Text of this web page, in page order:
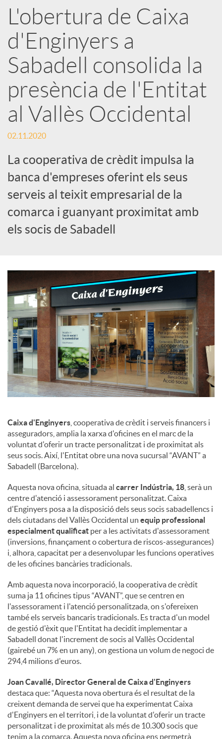
a
r
x
e
s
S
o
c
i
a
l
s
L'obertura de Caixa
d'Enginyers a
Sabadell consolida la
presència de l'Entitat
al Vallès Occidental
02.11.2020
La cooperativa de crèdit impulsa la
banca d'empreses oferint els seus
serveis al teixit empresarial de la
comarca i guanyant proximitat amb
els socis de Sabadell
Caixa d'Enginyers , cooperativa de crèdit i serveis financers i
asseguradors, amplia la xarxa d'oficines en el marc de la
voluntat d'oferir un tracte personalitzat i de proximitat als
seus socis. Així, l'Entitat obre una nova sucursal “AVANT” a
Sabadell (Barcelona).
Aquesta nova oficina, situada al carrer Indústria, 18 , serà un
centre d'atenció i assessorament personalitzat. Caixa
d'Enginyers posa a la disposició dels seus socis sabadellencs i
dels ciutadans del Vallès Occidental un equip professional
especialment qualificat per a les activitats d'assessorament
(inversions, finançament o cobertura de riscos-assegurances)
i, alhora, capacitat per a desenvolupar les funcions operatives
de les oficines bancàries tradicionals.
Amb aquesta nova incorporació, la cooperativa de crèdit
suma ja 11 oficines tipus “AVANT”, que se centren en
l'assessorament i l'atenció personalitzada, on s'ofereixen
també els serveis bancaris tradicionals. Es tracta d'un model
de gestió d'èxit que l'Entitat ha decidit implementar a
Sabadell donat l'increment de socis al Vallès Occidental
(gairebé un 7% en un any), on gestiona un volum de negoci de
294,4 milions d'euros.
Joan Cavallé, Director General de Caixa d'Enginyers
destaca que: “Aquesta nova obertura és el resultat de la
creixent demanda de servei que ha experimentat Caixa
d'Enginyers en el territori, i de la voluntat d'oferir un tracte
personalitzat i de proximitat als més de 10.300 socis que
tenim a la comarca. Aquesta nova oficina ens permetrà